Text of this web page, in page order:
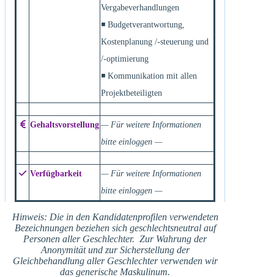
Vergabeverhandlungen
◾ Budgetverantwortung,
Kostenplanung /-steuerung und
/-optimierung
◾ Kommunikation mit allen
Projektbeteiligten
Gehaltsvorstellung — Für weitere Informationen
bitte einloggen —
Verfügbarkeit
— Für weitere Informationen
bitte einloggen —
Hinweis: Die in den Kandidatenprofilen verwendeten
Bezeichnungen beziehen sich geschlechtsneutral auf
Personen aller Geschlechter. Zur Wahrung der
Anonymität und zur Sicherstellung der
Gleichbehandlung aller Geschlechter verwenden wir
das generische Maskulinum.